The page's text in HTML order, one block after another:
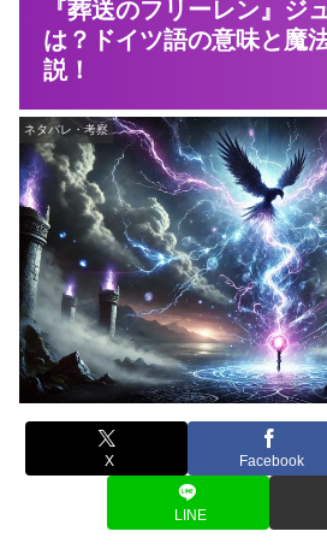
『葬送のフリーレン』ジ
は？ドイツ語の意味と魔
説！
ネタバレ・考察
X Facebook
LINE